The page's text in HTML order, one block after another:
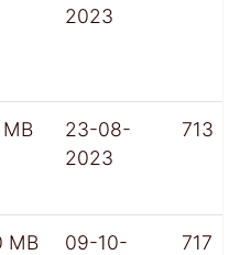
2023
MB
23-08-
2023
713
MB
09-10-
717